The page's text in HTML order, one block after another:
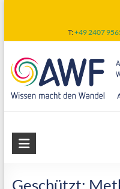
content
T:+49 2407
AWF
Geschützt: